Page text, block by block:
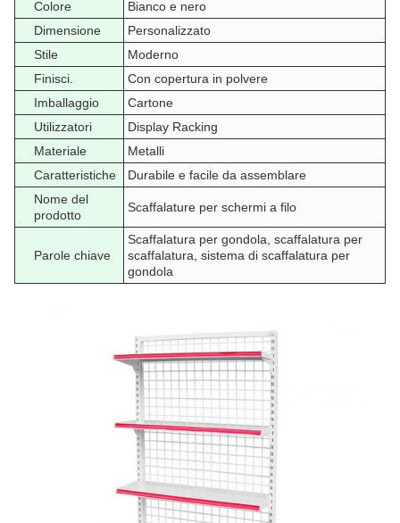
Colore
Bianco e nero
Dimensione
Personalizzato
Stile
Moderno
Finisci.
Con copertura in polvere
Imballaggio
Cartone
Utilizzatori
Display Racking
Materiale
Metalli
Caratteristiche
Durabile e facile da assemblare
Nome del
prodotto
Scaffalature per schermi a filo
Parole chiave
Scaffalatura per gondola, scaffalatura per
scaffalatura, sistema di scaffalatura per
gondola